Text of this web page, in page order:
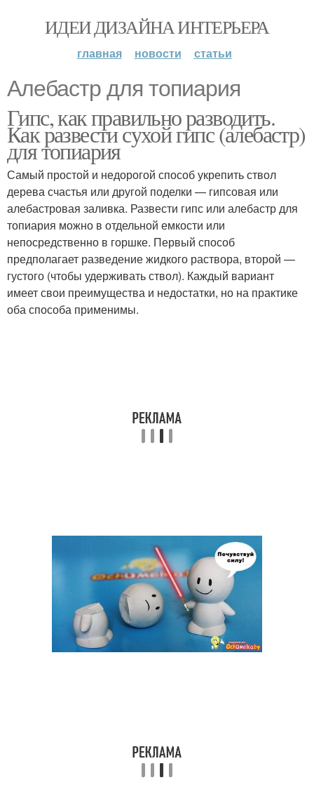
ИДЕИ ДИЗАЙНА ИНТЕРЬЕРА
главная новости статьи
Алебастр для топиария
Гипс, как правильно разводить.
Как развести сухой гипс (алебастр)
для топиария
Самый простой и недорогой способ укрепить ствол
дерева счастья или другой поделки — гипсовая или
алебастровая заливка. Развести гипс или алебастр для
топиария можно в отдельной емкости или
непосредственно в горшке. Первый способ
предполагает разведение жидкого раствора, второй —
густого (чтобы удерживать ствол). Каждый вариант
имеет свои преимущества и недостатки, но на практике
оба способа применимы.